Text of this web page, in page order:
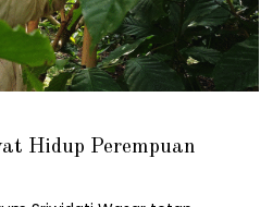
Hidup Perempuan